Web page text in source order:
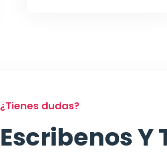
¿Tienes dudas?
Escribenos Y